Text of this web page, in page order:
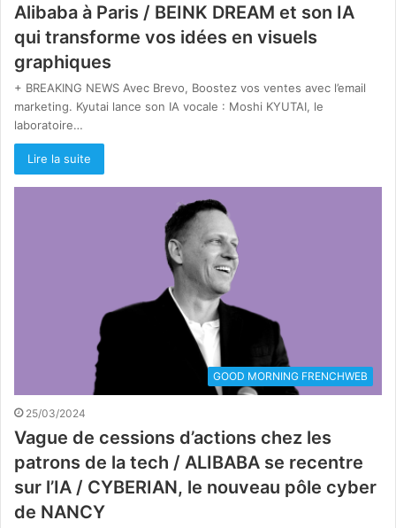
Alibaba à Paris / BEINK DREAM et son IA
qui transforme vos idées en visuels
graphiques
+ BREAKING NEWS Avec Brevo, Boostez vos ventes avec l’email
marketing. Kyutai lance son IA vocale : Moshi KYUTAI, le
laboratoire…
Lire la suite
GOOD MORNING FRENCHWEB
25/03/2024
Vague de cessions d’actions chez les
patrons de la tech / ALIBABA se recentre
sur l’IA / CYBERIAN, le nouveau pôle cyber
de NANCY